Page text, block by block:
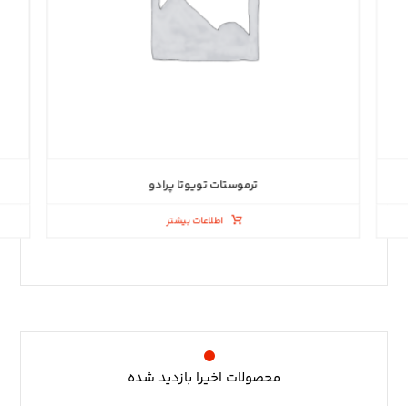
ترموستات تویوتا پرادو
اطلاعات بیشتر
محصولات اخیرا بازدید شده